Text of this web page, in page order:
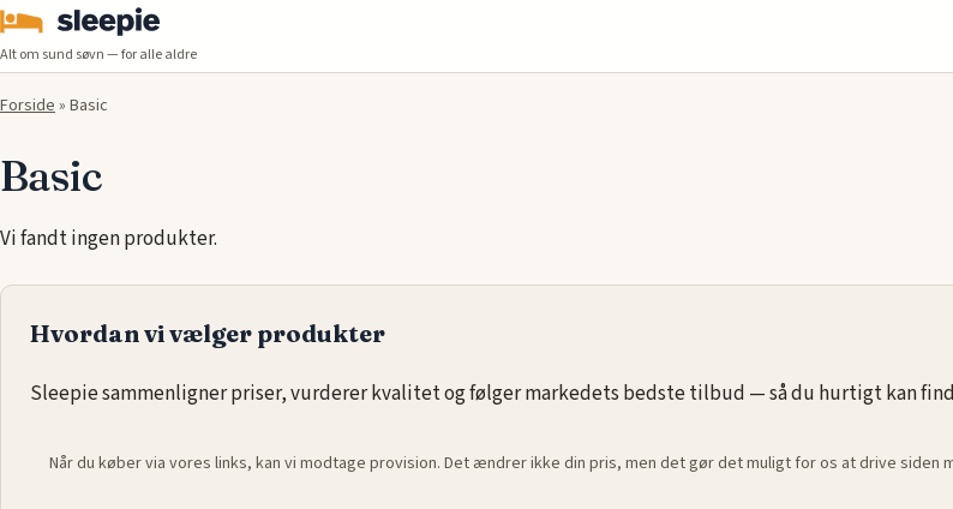
Alt om sund søvn — for alle aldre
Forside» Basic
Basic
Vi fandt ingen produkter.
Hvordan vi vælger produkter
Sleepie sammenligner priser, vurderer kvalitet og følger markedets bedste tilbud — så du hurtigt kan
Når du køber via vores links, kan vi modtage provision. Det ændrer ikke din pris, men det gør det muligt for os at drive